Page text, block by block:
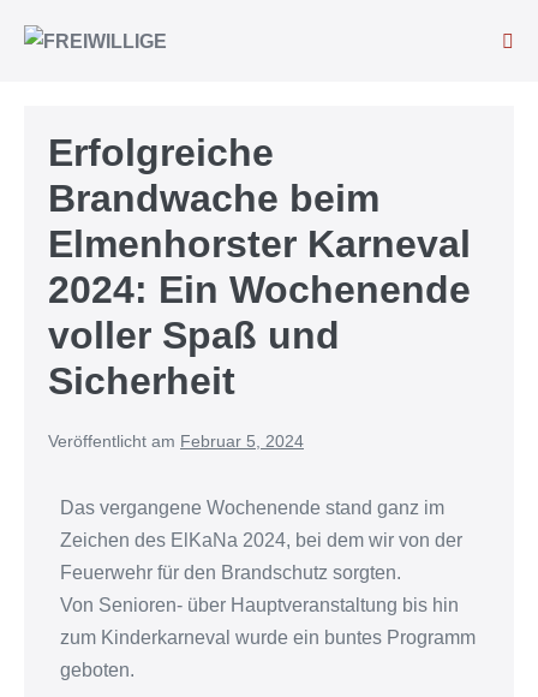
Erfolgreiche
Brandwache beim
Elmenhorster Karneval
2024: Ein Wochenende
voller Spaß und
Sicherheit
Veröffentlicht am Februar 5, 2024
Das vergangene Wochenende stand ganz im
Zeichen des ElKaNa 2024, bei dem wir von der
Feuerwehr für den Brandschutz sorgten.
Von Senioren- über Hauptveranstaltung bis hin
zum Kinderkarneval wurde ein buntes Programm
geboten.